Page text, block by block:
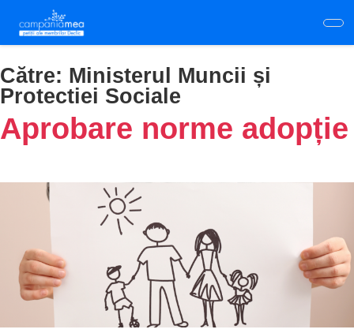
main
content
Către: Ministerul Muncii și
Protectiei Sociale
Aprobare norme adopție